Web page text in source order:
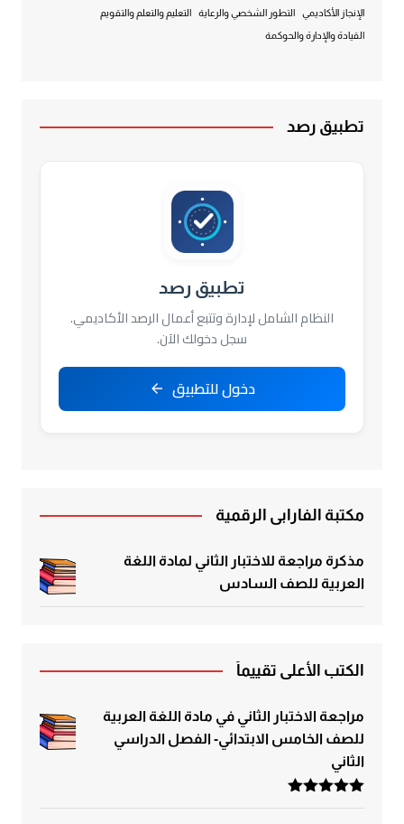
الإنجاز الأكاديمي التطور الشخصي والرعاية التعليم والتعلم والتقويم
القيادة والإدارة والحوكمة
تطبيق رصد
تطبيق رصد
النظام الشامل لإدارة وتتبع أعمال الرصد الأكاديمي.
سجل دخولك الآن.
دخول للتطبيق
مكتبة الفارابي الرقمية
مذكرة مراجعة للاختبار الثاني لمادة اللغة
العربية للصف السادس
الكتب الأعلى تقييماً
مراجعة الاختبار الثاني في مادة اللغة العربية
للصف الخامس الابتدائي- الفصل الدراسي
الثاني
تم التقييم